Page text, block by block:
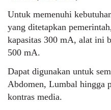
Untuk memenuhi
yang ditetapkan
kapasitas 300 mA, alat ini
500 mA.
Dapat digunakan untuk
Abdomen, Lumbal hingga
kontras media.